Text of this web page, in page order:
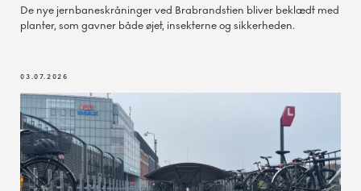
De nye jernbaneskråninger ved Brabrandstien bliver beklædt med
planter, som gavner både øjet, insekterne og sikkerheden.
03.07.2026